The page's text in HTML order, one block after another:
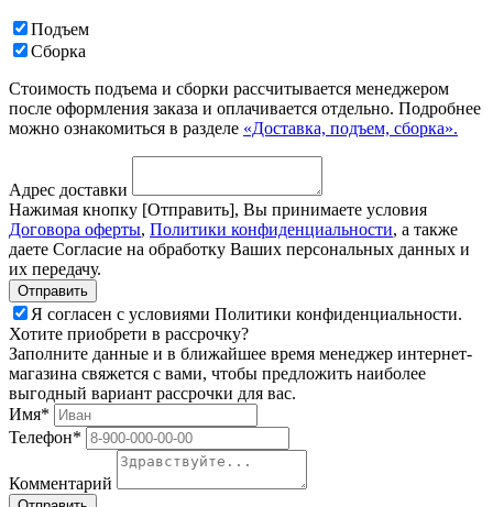
Подъем
Сборка
Стоимость подъема и сборки рассчитывается менеджером
после оформления заказа и оплачивается отдельно. Подробнее
можно ознакомиться в разделе «Доставка, подъем, сборка».
Адрес доставки
Нажимая кнопку [Отправить], Вы принимаете условия
Договора оферты, Политики конфиденциальности, а также
даете Согласие на обработку Ваших персональных данных и
их передачу.
Я согласен с условиями Политики конфиденциальности.
Хотите приобрети в рассрочку?
Заполните данные и в ближайшее время менеджер интернет-
магазина свяжется с вами, чтобы предложить наиболее
выгодный вариант рассрочки для вас.
Имя*
Телефон*
Комментарий